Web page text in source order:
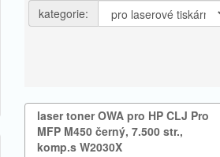
kategorie:
laser toner OWA pro HP CLJ Pro
MFP M450 černý,​ 7.​500 str.​,​
komp.​s W2030X